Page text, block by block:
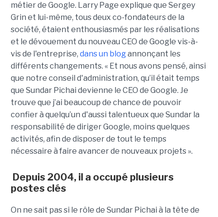
métier de Google. Larry Page explique que Sergey
Grin et lui-même, tous deux co-fondateurs de la
société, étaient enthousiasmés par les réalisations
et le dévouement du nouveau CEO de Google vis-à-
vis de l'entreprise, dans un blogannonçant les
différents changements. « Et nous avons pensé, ainsi
que notre conseil d'administration, qu’il était temps
que Sundar Pichai devienne le CEO de Google. Je
trouve que j’ai beaucoup de chance de pouvoir
confier à quelqu’un d'aussi talentueux que Sundar la
responsabilité de diriger Google, moins quelques
activités, afin de disposer de tout le temps
nécessaire à faire avancer de nouveaux projets ».
Depuis 2004, il a occupé plusieurs
postes clés
On ne sait pas si le rôle de Sundar Pichai à la tête de